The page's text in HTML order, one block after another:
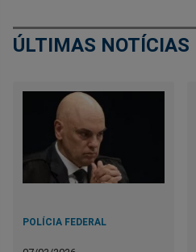
ÚLTIMAS NOTÍCIAS
POLÍCIA FEDERAL